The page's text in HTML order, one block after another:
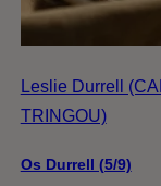
Leslie Durrell
TRINGOU)
Os Durrell (5/9)